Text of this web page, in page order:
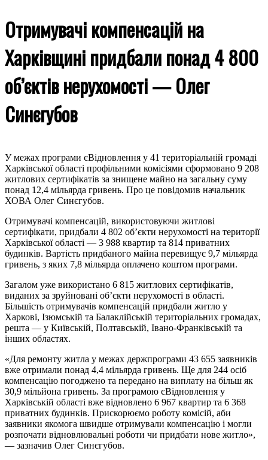
Отримувачі компенсацій на
Харківщині придбали понад 4 800
об’єктів нерухомості — Олег
Синєгубов
У межах програми єВідновлення у 41 територіальній громаді
Харківської області профільними комісіями сформовано 9 208
житлових сертифікатів за знищене майно на загальну суму
понад 12,4 мільярда гривень. Про це повідомив начальник
ХОВА Олег Синєгубов.
Отримувачі компенсацій, використовуючи житлові
сертифікати, придбали 4 802 об’єкти нерухомості на території
Харківської області — 3 988 квартир та 814 приватних
будинків. Вартість придбаного майна перевищує 9,7 мільярда
гривень, з яких 7,8 мільярда оплачено коштом програми.
Загалом уже використано 6 815 житлових сертифікатів,
виданих за зруйновані об’єкти нерухомості в області.
Більшість отримувачів компенсацій придбали житло у
Харкові, Ізюмській та Балаклійській територіальних громадах,
решта — у Київській, Полтавській, Івано-Франківській та
інших областях.
«Для ремонту житла у межах держпрограми 43 655 заявників
вже отримали понад 4,4 мільярда гривень. Ще для 244 осіб
компенсацію погоджено та передано на виплату на більш як
30,9 мільйона гривень. За програмою єВідновлення у
Харківській області вже відновлено 6 967 квартир та 6 368
приватних будинків. Прискорюємо роботу комісій, аби
заявники якомога швидше отримували компенсацію і могли
розпочати відновлювальні роботи чи придбати нове житло»,
— зазначив Олег Синєгубов.